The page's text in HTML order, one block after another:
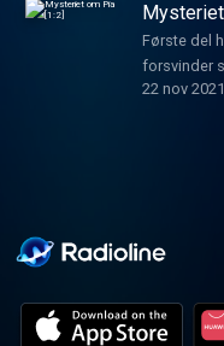
Første del
forsvinder
massiv
Rasmus
22 nov 2021